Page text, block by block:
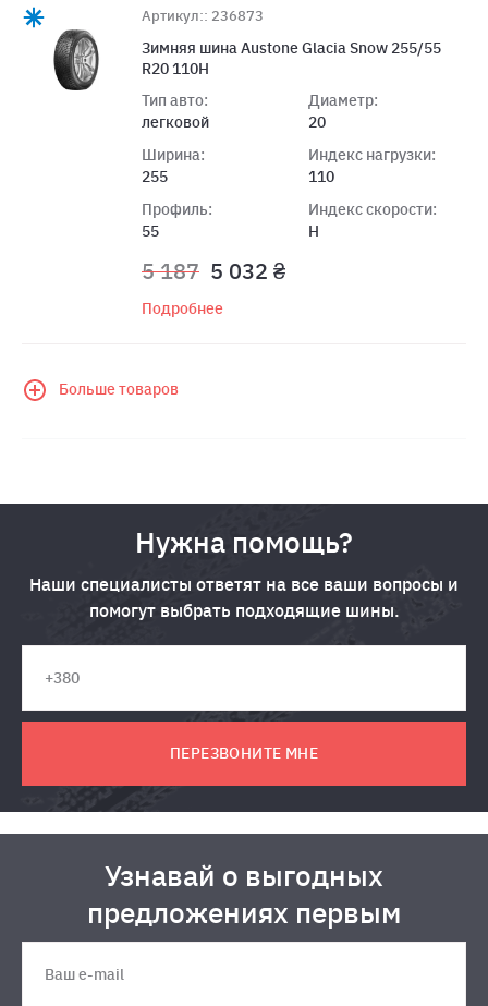
Артикул:: 236873
Зимняя шина Austone Glacia Snow 255/55
R20 110H
Тип авто:
легковой
Ширина:
255
Профиль:
55
Диаметр:
20
Индекс нагрузки:
110
Индекс скорости:
H
5 187 5 032 ₴
Подробнее
Больше товаров
Нужна помощь?
Наши специалисты ответят на все ваши вопросы и
помогут выбрать подходящие шины.
ПЕРЕЗВОНИТЕ МНЕ
Узнавай о выгодных
предложениях первым